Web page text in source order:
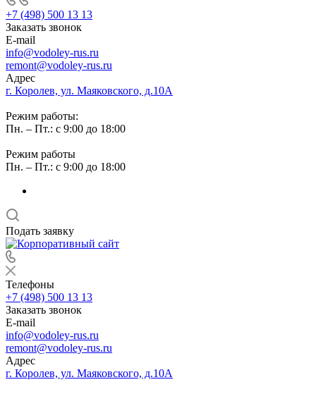
+7 (498) 500 13 13
Заказать звонок
E-mail
info@vodoley-rus.ru
remont@vodoley-rus.ru
Адрес
г. Королев, ул. Маяковского, д.10А
Режим работы:
Пн. – Пт.: с 9:00 до 18:00
Режим работы
Пн. – Пт.: с 9:00 до 18:00
Подать заявку
Телефоны
+7 (498) 500 13 13
Заказать звонок
E-mail
info@vodoley-rus.ru
remont@vodoley-rus.ru
Адрес
г. Королев, ул. Маяковского, д.10А